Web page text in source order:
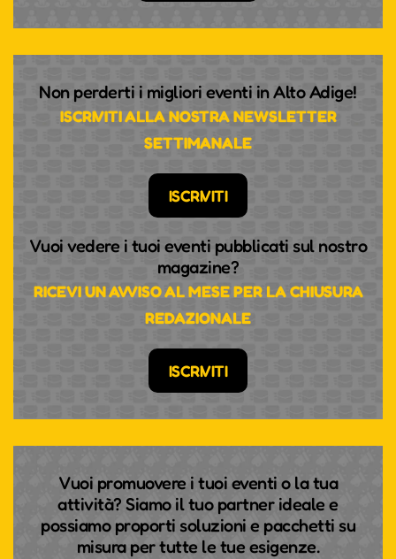
Non perderti i migliori eventi in Alto Adige!
ISCRIVITI ALLA NOSTRA NEWSLETTER
SETTIMANALE
ISCRIVITI
Vuoi vedere i tuoi eventi pubblicati sul nostro
magazine?
RICEVI UN AVVISO AL MESE PER LA CHIUSURA
REDAZIONALE
ISCRIVITI
Vuoi promuovere i tuoi eventi o la tua
attività? Siamo il tuo partner ideale e
possiamo proporti soluzioni e pacchetti su
misura per tutte le tue esigenze.